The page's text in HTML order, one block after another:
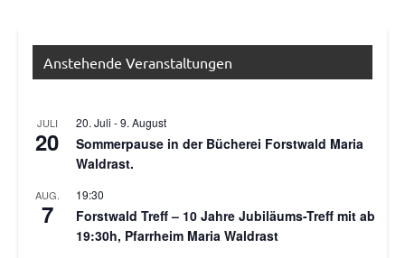
Anstehende Veranstaltungen
JULI
20
20. Juli -9. August
Sommerpause in der Bücherei Forstwald Maria
Waldrast.
AUG.
7
19:30
Forstwald Treff – 10 Jahre Jubiläums-Treff mit ab
19:30h, Pfarrheim Maria Waldrast